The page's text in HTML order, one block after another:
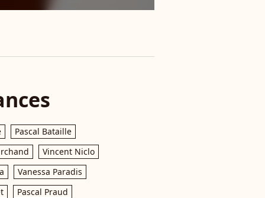
Pascal Bataille
Vincent Niclo
Vanessa Paradis
Pascal Praud